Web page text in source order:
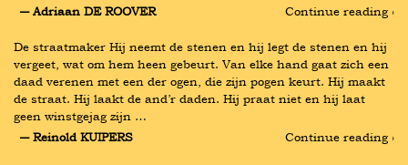
― Adriaan DE ROOVER
Continue reading ›
De straatmaker Hij neemt de stenen en hij legt de stenen en hij
vergeet, wat om hem heen gebeurt. Van elke hand gaat zich een
daad verenen met een der ogen, die zijn pogen keurt. Hij maakt
de straat. Hij laakt de and’r daden. Hij praat niet en hij laat
geen winstgejag zijn …
― Reinold KUIPERS
Continue reading ›